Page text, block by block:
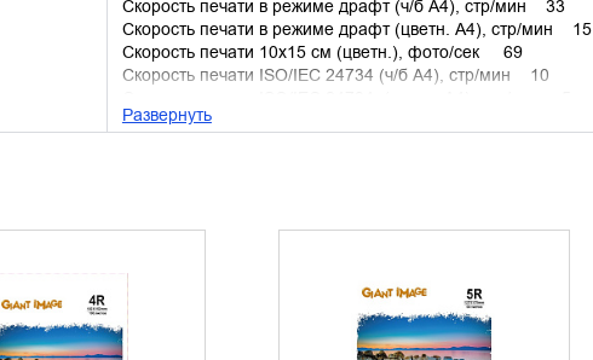
Скорость печати в режиме драфт (ч/б А4), стр/мин 33
Скорость печати в режиме драфт (цветн. А4), стр/мин 15
Скорость печати 10x15 см (цветн.), фото/сек 69
Скорость печати ISO/IEC 24734 (ч/б А4), стр/мин 10
Максимальное разрешение копира 1200х2
Развернуть
УТОЧНИТЬ НАЛИЧИЕ УТОЧНИТЬ НАЛИЧИЕ